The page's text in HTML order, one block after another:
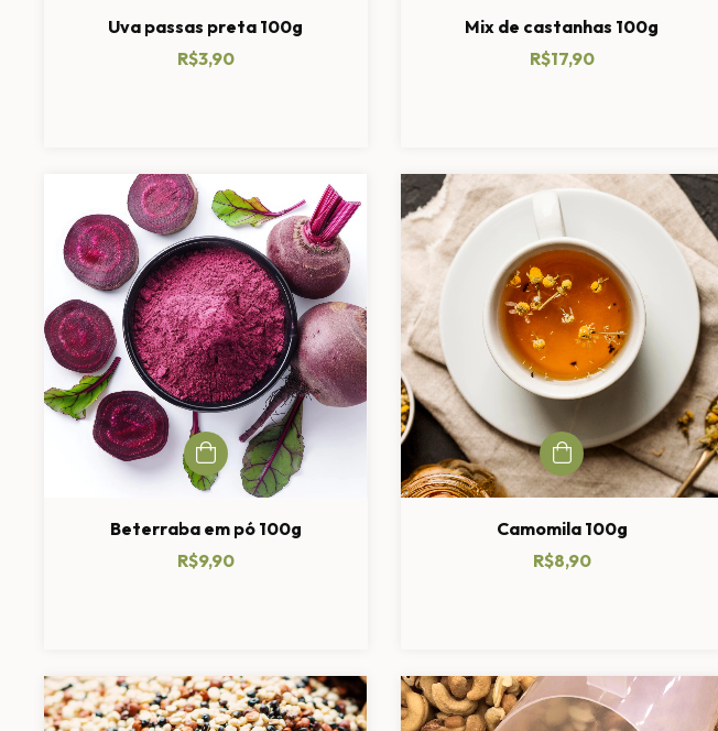
Uva passas preta 100g
R$3,90
Mix de castanhas 100g
R$17,90
Beterraba em pó 100g
R$9,90
Camomila 100g
R$8,90